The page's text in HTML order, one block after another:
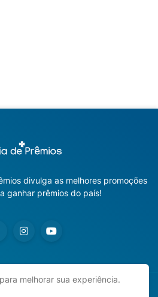
divulga as melhores promoções
ganhar prêmios do país!
melhorar sua experiência.